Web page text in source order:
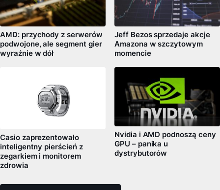
AMD: przychody z serwerów
podwojone, ale segment gier
wyraźnie w dół
Jeff Bezos sprzedaje akcje
Amazona w szczytowym
momencie
Casio zaprezentowało
inteligentny pierścień z
zegarkiem i monitorem
zdrowia
Nvidia i AMD podnoszą ceny
GPU – panika u
dystrybutorów